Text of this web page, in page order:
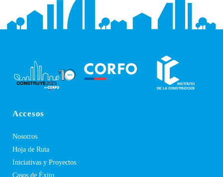
Accesos
Nosotros
Hoja de Ruta
Iniciativas y Proyectos
Casos de Éxito